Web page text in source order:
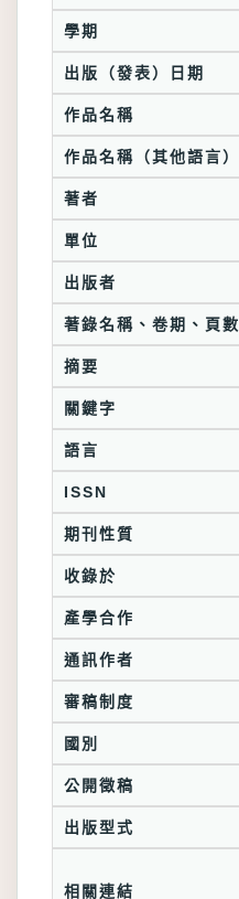
學期
出版（發表）日期
作品名稱
作品名稱（其他語言）
著者
單位
出版者
著錄名稱、卷期、頁數
摘要
關鍵字
語言
ISSN
期刊性質
收錄於
產學合作
通訊作者
審稿制度
國別
公開徵稿
出版型式
相關連結